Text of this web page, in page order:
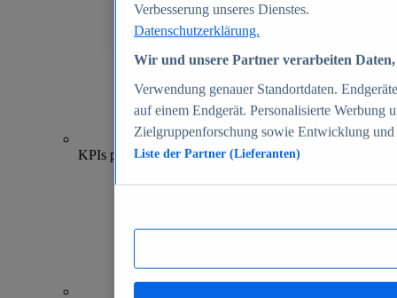
70+
KPIs pro Shop
Verbesserung unseres Dienstes.
Datenschutzerklärung.
Wir und unsere Partner verarbeiten
Verwendung genauer Standortdaten.
auf einem Endgerät. Personalisierte Werbung
Zielgruppenforschung sowie Entwicklung
Liste der Partner (Lieferanten)